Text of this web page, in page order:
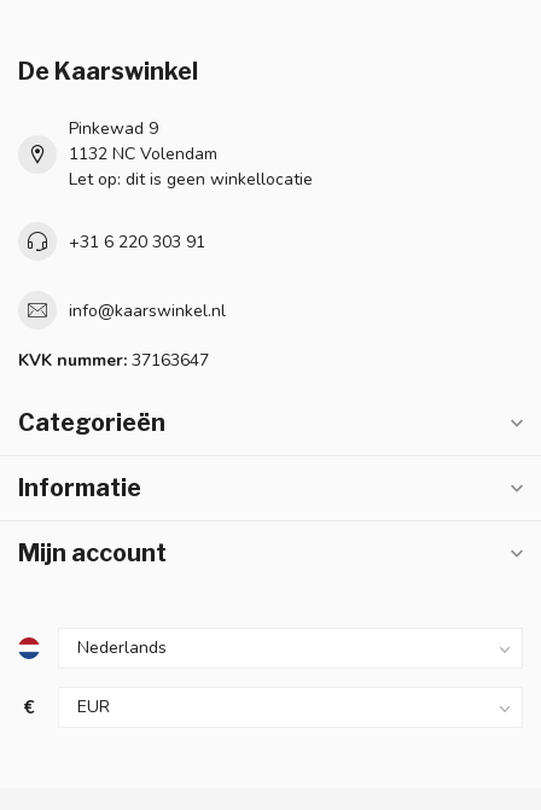
De Kaarswinkel
Pinkewad 9
1132 NC Volendam
Let op: dit is geen winkellocatie
+31 6 220 303 91
info@kaarswinkel.nl
KVK nummer: 37163647
Categorieën
Informatie
Mijn account
€